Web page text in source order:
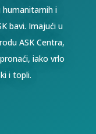
i
bavi. Imajući u
ASK Centra,
iako vrlo
i topli.